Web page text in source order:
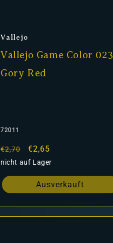
Anbieter:
Vallejo
Vallejo Game Color 023
Gory Red
72011
Normaler
Preis
€2,70 Verkaufspreis
€2,65
nicht auf Lager
Ausverkauft